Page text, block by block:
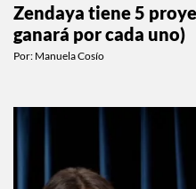
Zendaya tiene 5
ganará por cada uno)
Por: Manuela Cosío